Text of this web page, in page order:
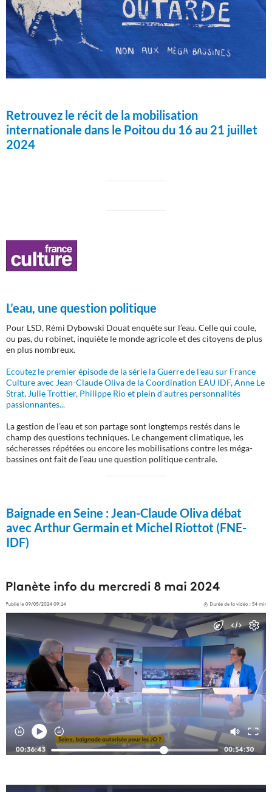
Retrouvez le récit de la mobilisation
internationale dans le Poitou du 16 au 21 juillet
2024
L’eau, une question politique
Pour LSD, Rémi Dybowski Douat enquête sur l’eau. Celle qui coule,
ou pas, du robinet, inquiète le monde agricole et des citoyens de plus
en plus nombreux.
Ecoutez le premier épisode de la série la Guerre de l'eau sur France
Culture avec Jean-Claude Oliva de la Coordination EAU IDF, Anne Le
Strat, Julie Trottier, Philippe Rio et plein d'autres personnalités
passionnantes...
La gestion de l’eau et son partage sont longtemps restés dans le
champ des questions techniques. Le changement climatique, les
sécheresses répétées ou encore les mobilisations contre les méga-
bassines ont fait de l’eau une question politique centrale.
Baignade en Seine :Jean-Claude Oliva débat
avec Arthur Germain et Michel Riottot (FNE-
IDF)